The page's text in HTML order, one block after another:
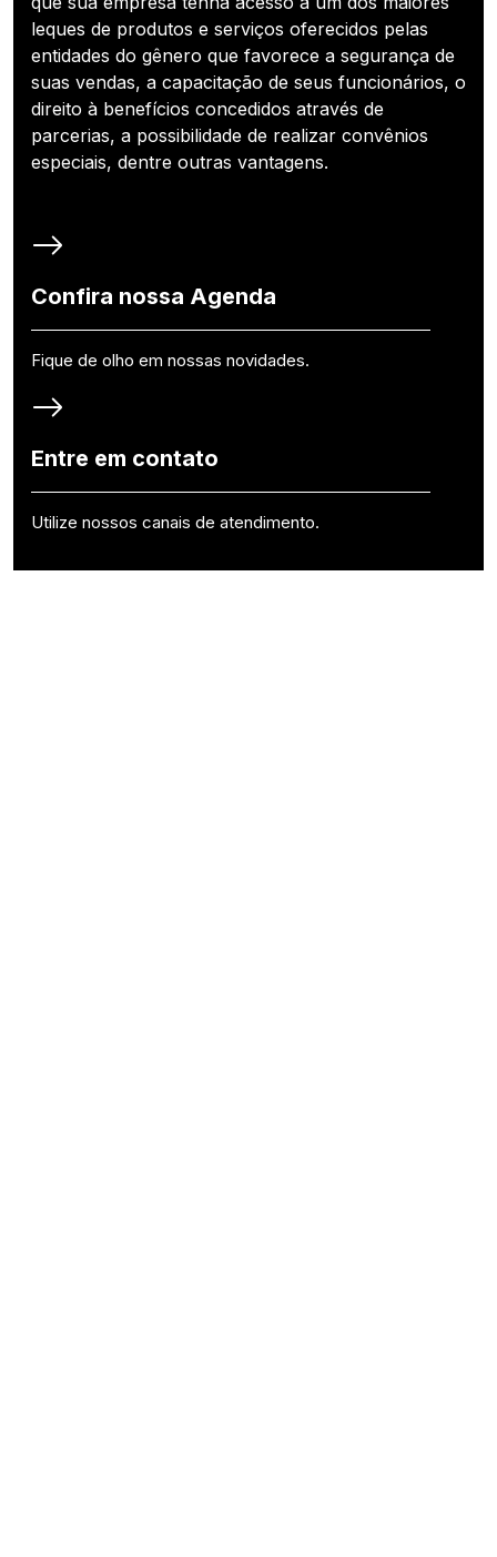
leques de produtos e serviços oferecidos pelas
entidades do gênero que favorece a segurança de
suas vendas, a capacitação de seus funcionários, o
direito à benefícios concedidos através de
parcerias, a possibilidade de realizar convênios
especiais, dentre outras vantagens.
Confira nossa Agenda
Fique de olho em nossas novidades.
Entre em contato
Utilize nossos canais de atendimento.